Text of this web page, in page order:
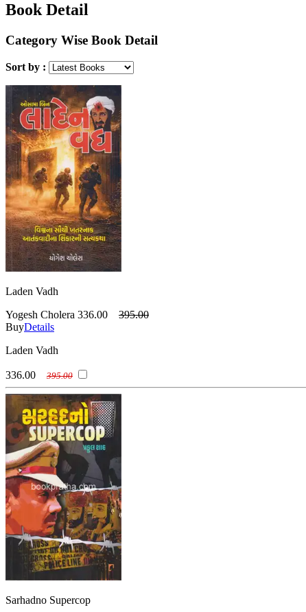
Book Detail
Category Wise Book Detail
Sort by :
Laden Vadh
Yogesh Cholera 336.00
395.00
BuyDetails
Laden Vadh
336.00 395.00
Sarhadno Supercop